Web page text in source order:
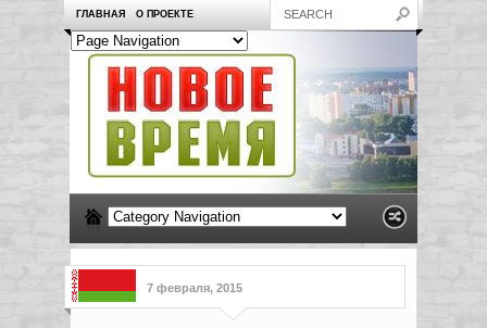
ГЛАВНАЯ О ПРОЕКТЕ
7 февраля, 2015